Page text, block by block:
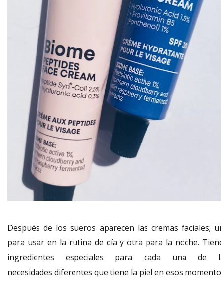
Después de los sueros aparecen las cremas faciales;
para usar en la rutina de día y otra para la noche.
ingredientes especiales para cada una de
necesidades diferentes que tiene la piel en esos